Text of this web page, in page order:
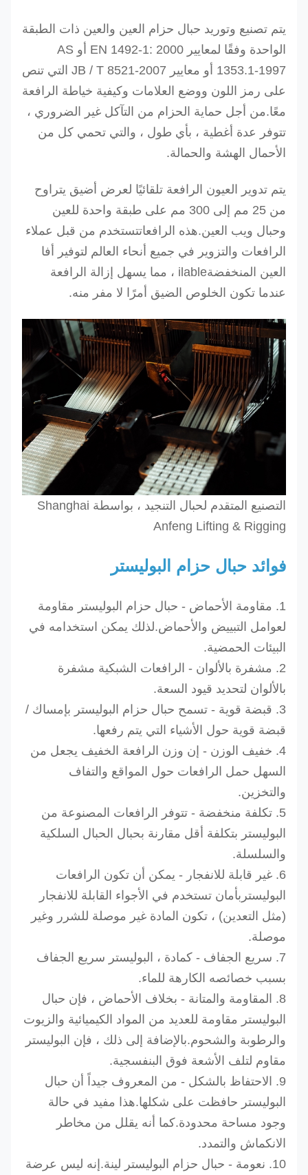
يتم تصنيع وتوريد حبال حزام العين والعين ذات الطبقة
الواحدة وفقًا لمعايير EN 1492-1: 2000 أو AS
1353.1-1997 أو معايير JB / T 8521-2007 التي تنص
على رمز اللون ووضع العلامات وكيفية خياطة الرافعة
معًا.من أجل حماية الحزام من التآكل غير الضروري ،
تتوفر عدة أغطية ، بأي طول ، والتي تحمي كل من
الأحمال الهشة والحمالة.
يتم تدوير العيون الرافعة تلقائيًا لعرض أضيق يتراوح
من 25 مم إلى 300 مم على طبقة واحدة للعين
وحبال ويب العين .هذه الرافعات تستخدم من قبل عملاء
الرافعات والتزوير في جميع أنحاء العالم لتوفير أفا
العين المنخفضة
ilable ، مما يسهل إزالة الرافعة
عندما تكون الخلوص الضيق أمرًا لا مفر منه.
التصنيع المتقدم لحبال التنجيد ، بواسطة Shanghai
Anfeng Lifting & Rigging
فوائد حبال حزام البوليستر
1. مقاومة الأحماض - حبال حزام البوليستر مقاومة
لعوامل التبييض والأحماض.لذلك يمكن استخدامه في
البيئات الحمضية.
2. مشفرة بالألوان - الرافعات الشبكية مشفرة
بالألوان لتحديد قيود السعة.
3. قبضة قوية - تسمح حبال حزام البوليستر بإمساك /
قبضة قوية حول الأشياء التي يتم رفعها.
4. خفيف الوزن - إن وزن الرافعة الخفيف يجعل من
السهل حمل الرافعات حول المواقع والتفاف
والتخزين.
5. تكلفة منخفضة - تتوفر الرافعات المصنوعة من
البوليستر بتكلفة أقل مقارنة بحبال الحبال السلكية
والسلسلة.
6. غير قابلة للانفجار - يمكن أن تكون الرافعات
البوليستربأمان تستخدم في الأجواء القابلة للانفجار
(مثل التعدين) ، تكون المادة غير موصلة للشرر وغير
موصلة.
7. سريع الجفاف - كمادة ، البوليستر سريع الجفاف
بسبب خصائصه الكارهة للماء.
8. المقاومة والمتانة - بخلاف الأحماض ، فإن حبال
البوليستر مقاومة للعديد من المواد الكيميائية والزيوت
والرطوبة والشحوم.بالإضافة إلى ذلك ، فإن البوليستر
مقاوم لتلف الأشعة فوق البنفسجية.
9. الاحتفاظ بالشكل - من المعروف جيداً أن حبال
البوليستر حافظت على شكلها.هذا مفيد في حالة
وجود مساحة محدودة.كما أنه يقلل من مخاطر
الانكماش والتمدد.
10. نعومة - حبال حزام البوليستر لينة.إنه ليس عرضة